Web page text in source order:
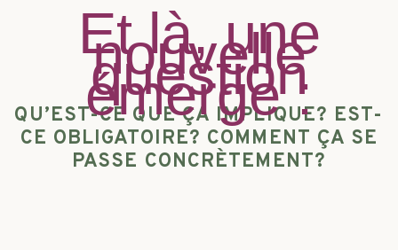
Et là, une
nouvelle
question
émerge :
QU’EST-CE QUE ÇA IMPLIQUE? EST-
CE OBLIGATOIRE? COMMENT ÇA SE
PASSE CONCRÈTEMENT?